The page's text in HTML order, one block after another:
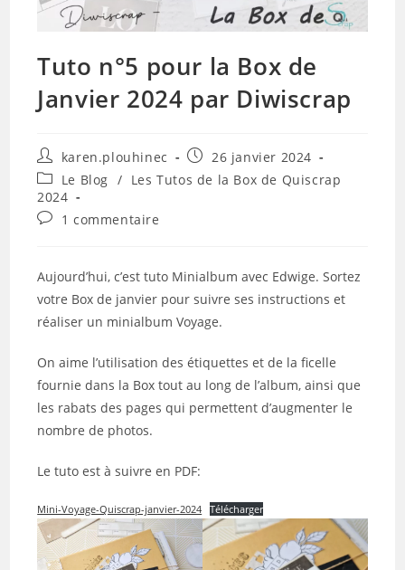
Tuto n°5 pour la Box de
Janvier 2024 par Diwiscrap
Auteur/autrice
de
la
publication :
karen.plouhinec
Publication
publiée :
26 janvier 2024
Post
category:
Le Blog / Les Tutos de la Box de Quiscrap
2024
Commentaires
publication :
1 commentaire
Aujourd’hui, c’est tuto Minialbum avec Edwige. Sortez
votre Box de janvier pour suivre ses instructions et
réaliser un minialbum Voyage.
On aime l’utilisation des étiquettes et de la ficelle
fournie dans la Box tout au long de l’album, ainsi que
les rabats des pages qui permettent d’augmenter le
nombre de photos.
Le tuto est à suivre en PDF:
Mini-Voyage-Quiscrap-janvier-2024 Télécharger